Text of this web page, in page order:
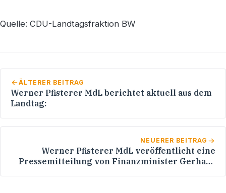
Quelle: CDU-Landtagsfraktion BW
ÄLTERER BEITRAG
Werner Pfisterer MdL berichtet aktuell aus dem
Landtag:
NEUERER BEITRAG
Werner Pfisterer MdL veröffentlicht eine
Pressemitteilung von Finanzminister Gerhard